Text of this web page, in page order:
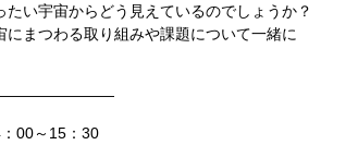
い宇宙からどう見えているのでしょうか？
まつわる取り組みや課題について一緒に
：00～15：30